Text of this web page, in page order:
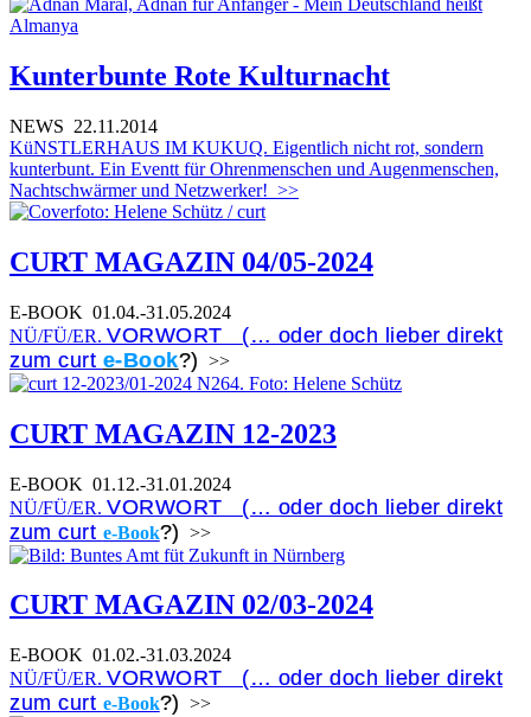
Kunterbunte Rote Kulturnacht
NEWS 22.11.2014
KüNSTLERHAUS IM KUKUQ. Eigentlich nicht rot, sondern
kunterbunt. Ein Eventt für Ohrenmenschen und Augenmenschen,
Nachtschwärmer und Netzwerker! >>
CURT MAGAZIN 04/05-2024
E-BOOK 01.04.-31.05.2024
NÜ/FÜ/ER. VORWORT (… oder doch lieber direkt
zum curt e-Book?) >>
CURT MAGAZIN 12-2023
E-BOOK 01.12.-31.01.2024
NÜ/FÜ/ER. VORWORT (… oder doch lieber direkt
zum curt e-Book?) >>
CURT MAGAZIN 02/03-2024
E-BOOK 01.02.-31.03.2024
NÜ/FÜ/ER. VORWORT (… oder doch lieber direkt
zum curt e-Book?) >>